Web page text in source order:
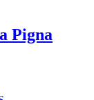
Pigna